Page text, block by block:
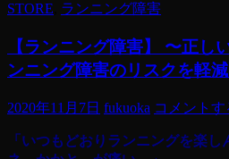
STORE ランニング障害
【ランニング障害】 〜正し
ンニング障害のリスクを軽
2020年11月7日 fukuoka コメントす
「いつもどおりランニングを楽